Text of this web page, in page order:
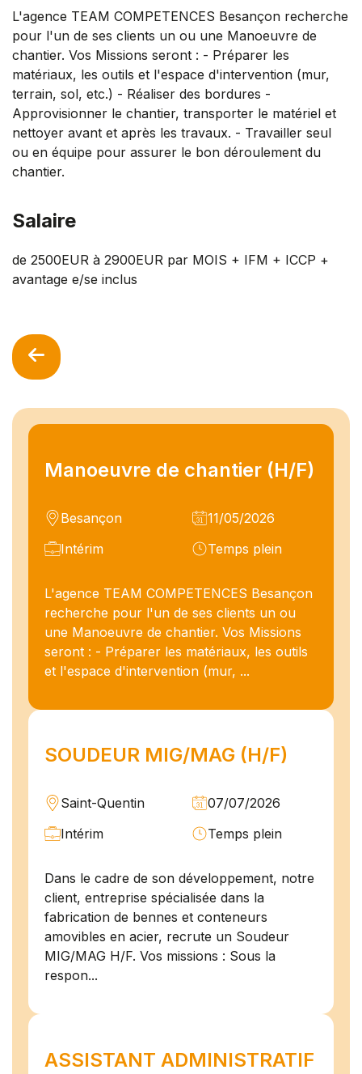
Manoeuvre de chantier (H/F)
Besançon
11/05/2026
Intérim
Temps plein
L'agence TEAM COMPETENCES Besançon
recherche pour l'un de ses clients un ou
une Manoeuvre de chantier. Vos Missions
seront : - Préparer les matériaux, les outils
et l'espace d'intervention (mur, ...
SOUDEUR MIG/MAG (H/F)
Saint-Quentin
07/07/2026
Intérim
Temps plein
Dans le cadre de son développement, notre
client, entreprise spécialisée dans la
fabrication de bennes et conteneurs
amovibles en acier, recrute un Soudeur
MIG/MAG H/F. Vos missions : Sous la
respon...
ASSISTANT ADMINISTRATIF
L'agence TEAM COMPETENCES Besançon recherche
pour l'un de ses clients un ou une Manoeuvre de
chantier. Vos Missions seront : - Préparer les
matériaux, les outils et l'espace d'intervention (mur,
terrain, sol, etc.) - Réaliser des bordures -
Approvisionner le chantier, transporter le matériel et
nettoyer avant et après les travaux. - Travailler seul
ou en équipe pour assurer le bon déroulement du
chantier.
Salaire
de 2500EUR à 2900EUR par MOIS + IFM + ICCP +
avantage e/se inclus